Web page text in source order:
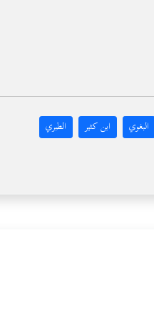
البغوي ابن كثير الطبري